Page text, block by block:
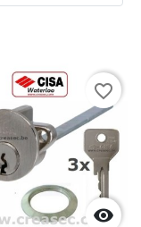

favorite_border